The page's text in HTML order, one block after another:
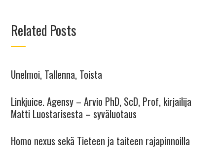
Related Posts
Unelmoi, Tallenna, Toista
Linkjuice. Agensy – Arvio PhD, ScD, Prof, kirjailija
Matti Luostarisesta – syväluotaus
Homo nexus sekä Tieteen ja taiteen rajapinnoilla